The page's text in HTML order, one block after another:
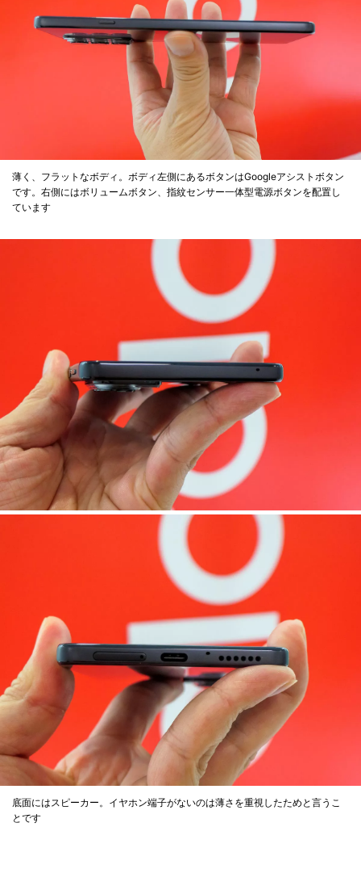
薄く、フラットなボディ。ボディ左側にあるボタンはGoogleアシストボタン
です。右側にはボリュームボタン、指紋センサー一体型電源ボタンを配置し
ています
底面にはスピーカー。イヤホン端子がないのは薄さを重視したためと言うこ
とです